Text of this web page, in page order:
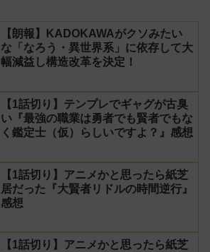
【朗報】KADOKAWAがクソみたい
な「なろう・異世界系」に依存して大
幅減益し構造改革を決定！
【1話切り】テンプレでギャグが古臭
い『最強の職業は勇者でも賢者でもな
く鑑定士（仮）らしいですよ？』感想
【1話切り】アニメかと思ったら紙芝
居だった『大賢者リドルの時間逆行』
感想
【1話切り】アニメかと思ったら紙芝